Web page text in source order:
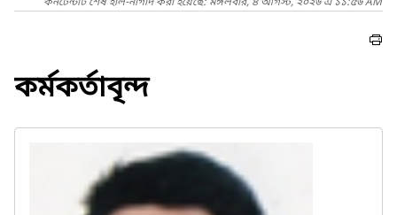
কর্মকর্তাবৃন্দ